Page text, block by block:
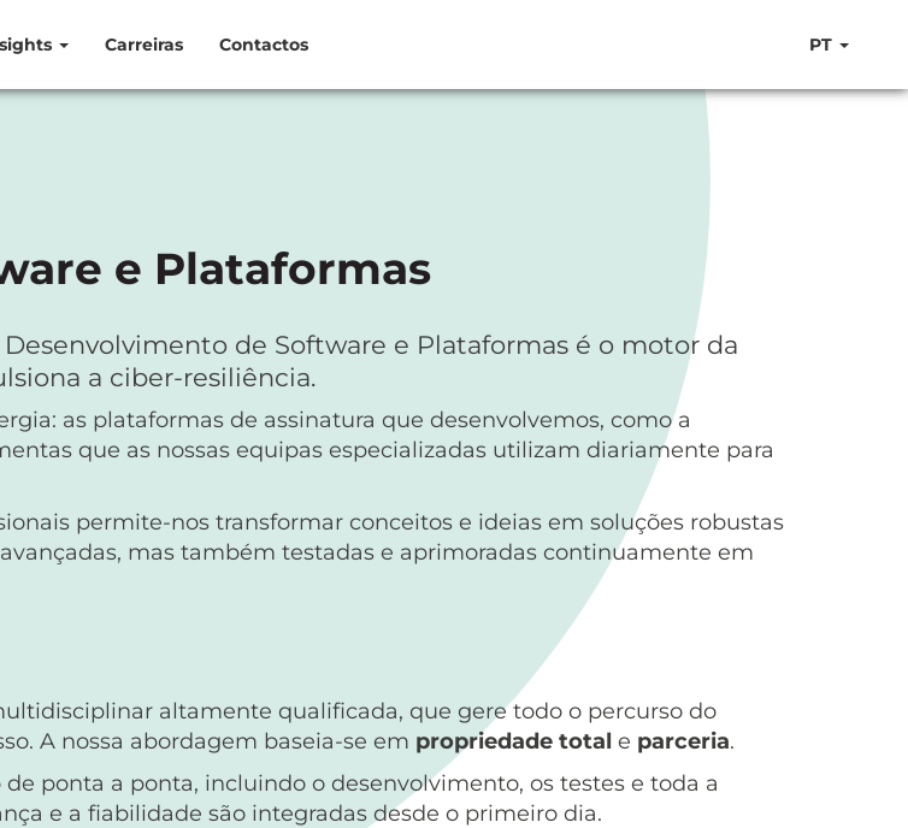
Carreiras Contactos PT
e Plataformas
de Software e Plataformas é o motor da
a ciber-resiliência.
as plataformas de assinatura que desenvolvemos, como a
que as nossas equipas especializadas utilizam diariamente para
permite-nos transformar conceitos e ideias em soluções robustas
mas também testadas e aprimoradas continuamente em
altamente qualificada, que gere todo o percurso do
A nossa abordagem baseia-se em propriedade total e parceria.
de ponta a ponta, incluindo o desenvolvimento, os testes e toda a
e a fiabilidade são integradas desde o primeiro dia.